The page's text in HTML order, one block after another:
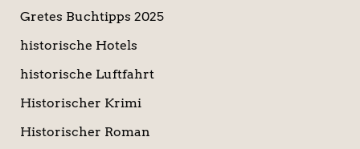
Gretes Buchtipps 2025
historische Hotels
historische Luftfahrt
Historischer Krimi
Historischer Roman